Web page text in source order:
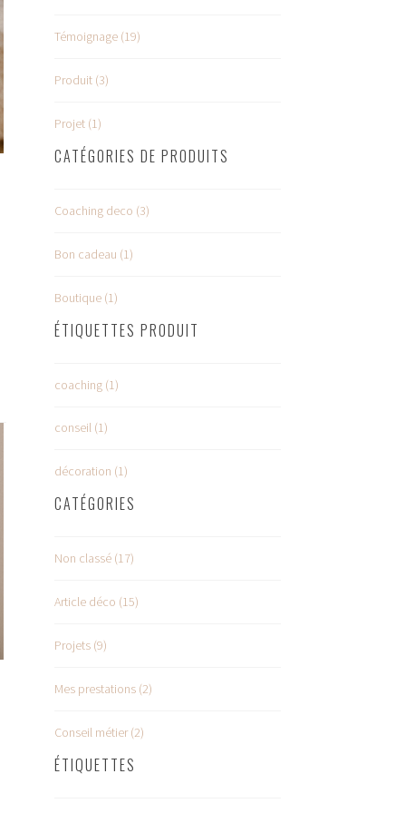
Témoignage (19)
Produit (3)
Projet (1)
CATÉGORIES DE PRODUITS
Coaching deco (3)
Bon cadeau (1)
Boutique (1)
ÉTIQUETTES PRODUIT
coaching (1)
conseil (1)
décoration (1)
CATÉGORIES
Non classé (17)
Article déco (15)
Projets (9)
Mes prestations (2)
Conseil métier (2)
ÉTIQUETTES